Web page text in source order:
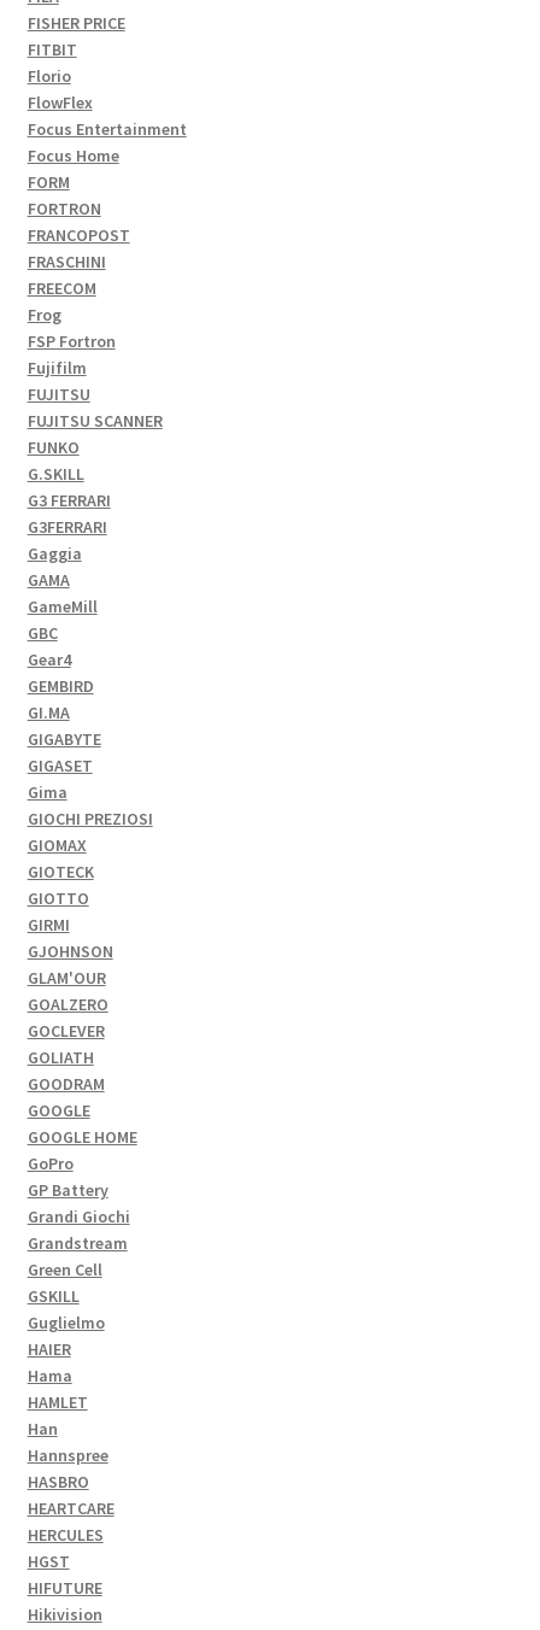
FISHER PRICE
FITBIT
Florio
FlowFlex
Focus Entertainment
Focus Home
FORM
FORTRON
FRANCOPOST
FRASCHINI
FREECOM
Frog
FSP Fortron
Fujifilm
FUJITSU
FUJITSU SCANNER
FUNKO
G.SKILL
G3 FERRARI
G3FERRARI
Gaggia
GAMA
GameMill
GBC
Gear4
GEMBIRD
GI.MA
GIGABYTE
GIGASET
Gima
GIOCHI PREZIOSI
GIOMAX
GIOTECK
GIOTTO
GIRMI
GJOHNSON
GLAM'OUR
GOALZERO
GOCLEVER
GOLIATH
GOODRAM
GOOGLE
GOOGLE HOME
GoPro
GP Battery
Grandi Giochi
Grandstream
Green Cell
GSKILL
Guglielmo
HAIER
Hama
HAMLET
Han
Hannspree
HASBRO
HEARTCARE
HERCULES
HGST
HIFUTURE
Hikivision